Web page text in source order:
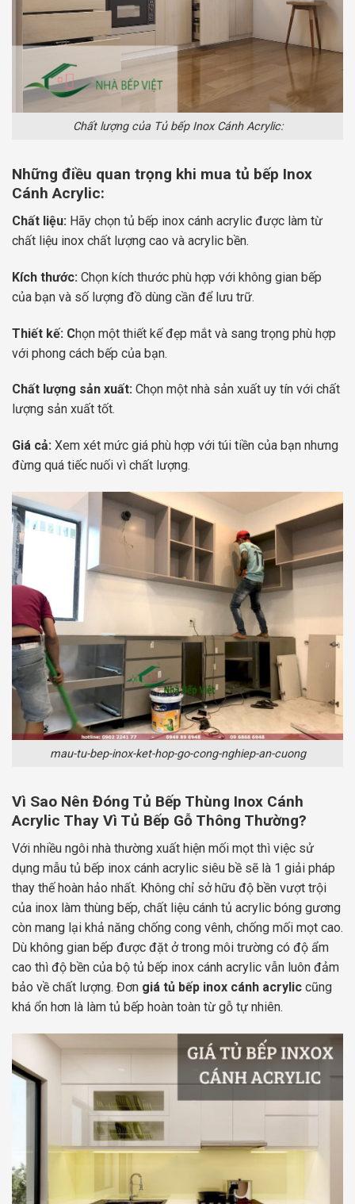
Chất lượng của Tủ bếp Inox Cánh Acrylic:
Những điều quan trọng khi mua tủ bếp Inox
Cánh Acrylic:
Chất liệu: Hãy chọn tủ bếp inox cánh acrylic được làm từ
chất liệu inox chất lượng cao và acrylic bền.
Kích thước: Chọn kích thước phù hợp với không gian bếp
của bạn và số lượng đồ dùng cần để lưu trữ.
Thiết kế: Chọn một thiết kế đẹp mắt và sang trọng phù hợp
với phong cách bếp của bạn.
Chất lượng sản xuất: Chọn một nhà sản xuất uy tín với chất
lượng sản xuất tốt.
Giá cả: Xem xét mức giá phù hợp với túi tiền của bạn nhưng
đừng quá tiếc nuối vì chất lượng.
mau-tu-bep-inox-ket-hop-go-cong-nghiep-an-cuong
Vì Sao Nên Đóng Tủ Bếp Thùng Inox Cánh
Acrylic Thay Vì Tủ Bếp Gỗ Thông Thường?
Với nhiều ngôi nhà thường xuất hiện mối mọt thì việc sử
dụng mẫu tủ bếp inox cánh acrylic siêu bề sẽ là 1 giải pháp
thay thế hoàn hảo nhất. Không chỉ sở hữu độ bền vượt trội
của inox làm thùng bếp, chất liệu cánh tủ acrylic bóng gương
còn mang lại khả năng chống cong vênh, chống mối mọt cao.
Dù không gian bếp được đặt ở trong môi trường có độ ẩm
cao thì độ bền của bộ tủ bếp inox cánh acrylic vẫn luôn đảm
bảo về chất lượng. Đơn giá tủ bếp inox cánh acrylic cũng
khá ổn hơn là làm tủ bếp hoàn toàn từ gỗ tự nhiên.